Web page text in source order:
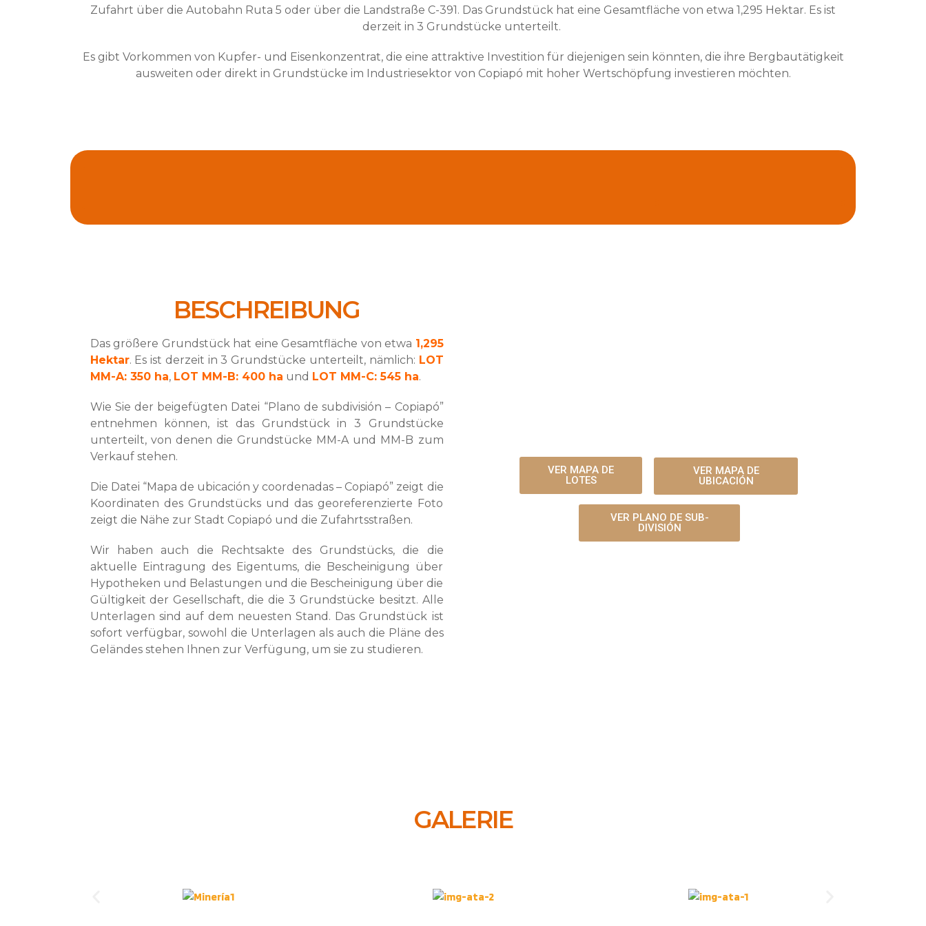
Zufahrt über die Autobahn Ruta 5 oder über die Landstraße C-391. Das Grundstück hat eine Gesamtfläche von etwa 1,295 Hektar. Es ist
derzeit in 3 Grundstücke unterteilt.
Es gibt Vorkommen von Kupfer- und Eisenkonzentrat, die eine attraktive Investition für diejenigen sein könnten, die ihre Bergbautätigkeit
ausweiten oder direkt in Grundstücke im Industriesektor von Copiapó mit hoher Wertschöpfung investieren möchten.
BESCHREIBUNG
Das größere Grundstück hat eine Gesamtfläche von etwa 1,295
Hektar. Es ist derzeit in 3 Grundstücke unterteilt, nämlich: LOT
MM-A: 350 ha, LOT MM-B: 400 ha und LOT MM-C: 545 ha.
Wie Sie der beigefügten Datei “Plano de subdivisión – Copiapó”
entnehmen können, ist das Grundstück in 3 Grundstücke
unterteilt, von denen die Grundstücke MM-A und MM-B zum
Verkauf stehen.
Die Datei “Mapa de ubicación y coordenadas – Copiapó” zeigt die
Koordinaten des Grundstücks und das georeferenzierte Foto
zeigt die Nähe zur Stadt Copiapó und die Zufahrtsstraßen.
Wir haben auch die Rechtsakte des Grundstücks, die die
aktuelle Eintragung des Eigentums, die Bescheinigung über
Hypotheken und Belastungen und die Bescheinigung über die
Gültigkeit der Gesellschaft, die die 3 Grundstücke besitzt. Alle
Unterlagen sind auf dem neuesten Stand. Das Grundstück ist
sofort verfügbar, sowohl die Unterlagen als auch die Pläne des
Geländes stehen Ihnen zur Verfügung, um sie zu studieren.
VER MAPA DE
LOTES
VER MAPA DE
UBICACIÓN
VER PLANO DE SUB-
DIVISIÓN
GALERIE